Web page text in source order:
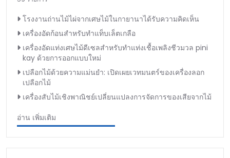
โรงงานถ่านไม้ไผ่จากเศษไม้ในกายานาได้รับความคิดเห็น
เครื่องอัดก้อนสำหรับทำแท็บเล็ตเกลือ
เครื่องอัดแท่งเศษไม้ดีเซลสำหรับทำแท่งเชื้อเพลิงชีวมวล pini
kay ด้วยการออกแบบใหม่
เปลือกไม้ด้วยความแม่นยำ: เปิดเผยเวทมนตร์ของเครื่องลอก
เปลือกไม้
เครื่องสับไม้เชิงพาณิชย์เปลี่ยนแปลงการจัดการของเสียจากไม้
อ่าน เพิ่มเติม